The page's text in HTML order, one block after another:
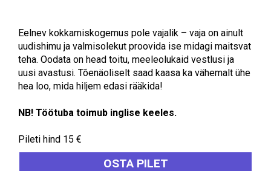
Eelnev kokkamiskogemus pole vajalik – vaja on ainult
uudishimu ja valmisolekut proovida ise midagi maitsvat
teha. Oodata on head toitu, meeleolukaid vestlusi ja
uusi avastusi. Tõenäoliselt saad kaasa ka vähemalt ühe
hea loo, mida hiljem edasi rääkida!
NB! Töötuba toimub inglise keeles.
Pileti hind 15 €
OSTA PILET